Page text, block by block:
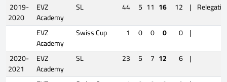
2019-
2020
EVZ
Academy
SL 44 5 11 16 12 |
EVZ
Academy
Swiss Cup 1 0 0 0 0 |
2020-
2021
EVZ
Academy
SL 23 5 7 12 6 |